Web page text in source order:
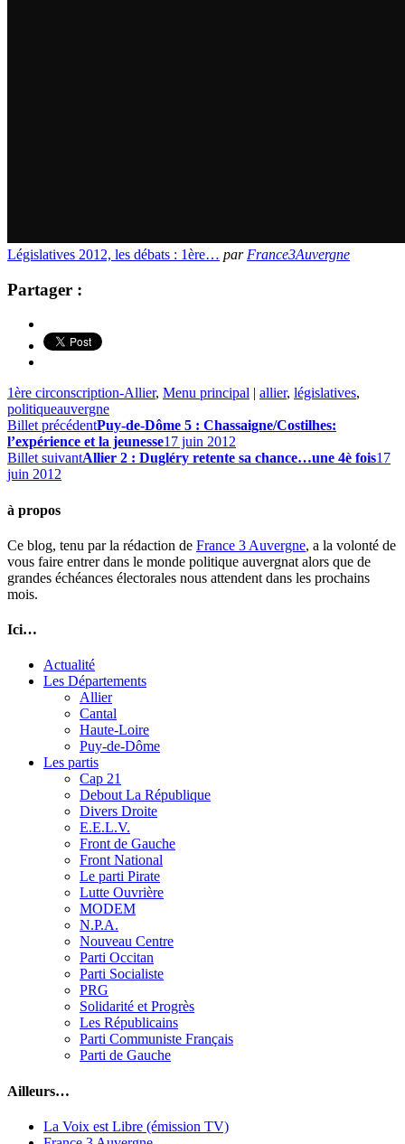
Législatives 2012, les débats : 1ère… par France3Auvergne
Partager :
1ère circonscription-Allier, Menu principal | allier, législatives,
politiqueauvergne
Billet précédentPuy-de-Dôme 5 : Chassaigne/Costilhes:
l’expérience et la jeunesse17 juin 2012
Billet suivantAllier 2 : Dugléry retente sa chance…une 4è fois17
juin 2012
à propos
Ce blog, tenu par la rédaction de France 3 Auvergne, a la volonté de
vous faire entrer dans le monde politique auvergnat alors que de
grandes échéances électorales nous attendent dans les prochains
mois.
Ici…
Actualité
Les Départements
Allier
Cantal
Haute-Loire
Puy-de-Dôme
Les partis
Cap 21
Debout La République
Divers Droite
E.E.L.V.
Front de Gauche
Front National
Le parti Pirate
Lutte Ouvrière
MODEM
N.P.A.
Nouveau Centre
Parti Occitan
Parti Socialiste
PRG
Solidarité et Progrès
Les Républicains
Parti Communiste Français
Parti de Gauche
Ailleurs…
La Voix est Libre (émission TV)